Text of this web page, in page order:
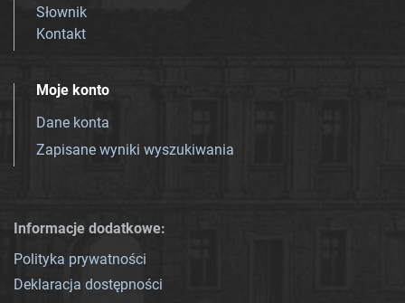
Słownik
Kontakt
Moje konto
Dane konta
Zapisane wyniki wyszukiwania
Informacje dodatkowe:
Polityka prywatności
Deklaracja dostępności